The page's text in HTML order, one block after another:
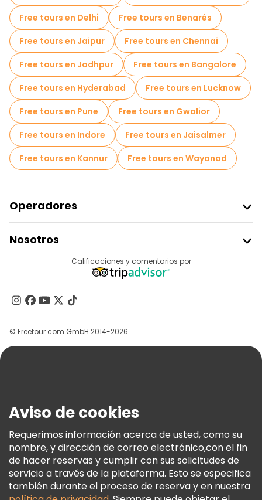
Free tours de un día en Kochi
Free tours cerca Paradesi Synagogue
Free tours cerca Mattancherry Palace
Free tours cerca Chinese Fishing Nets
Free tours en Delhi
Free tours en Benarés
Free tours en Jaipur
Free tours en Chennai
Free tours en Jodhpur
Free tours en Bangalore
Free tours en Hyderabad
Free tours en Lucknow
Free tours en Pune
Free tours en Gwalior
Free tours en Indore
Free tours en Jaisalmer
Free tours en Kannur
Free tours en Wayanad
Operadores
Acceder Como Proveedor
Programa De Afiliados
Nosotros
Contacto
Grupos
Ayuda
Términos E Información Legal
Política De Cookies
Freetour Premios
Programa De Fidelidad
Calificaciones y comentarios por
© Freetour.com GmbH 2014-2026
Aviso de cookies
Requerimos información acerca de usted, como su
nombre, y dirección de correo electrónico,con el fin
de hacer reservas y cumplir con sus solicitudes de
servicio a través de la plataforma. Esto se especifica
también durante el proceso de reserva y en nuestra